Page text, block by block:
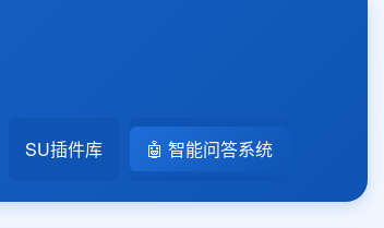
SU插件库 🤖 智能问答系统